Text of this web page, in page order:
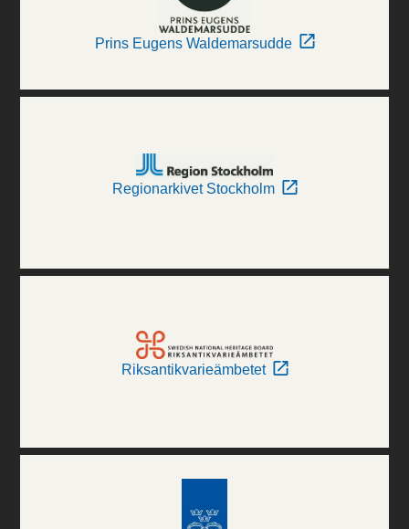
Prins Eugens Waldemarsudde
Regionarkivet Stockholm
Riksantikvarieämbetet